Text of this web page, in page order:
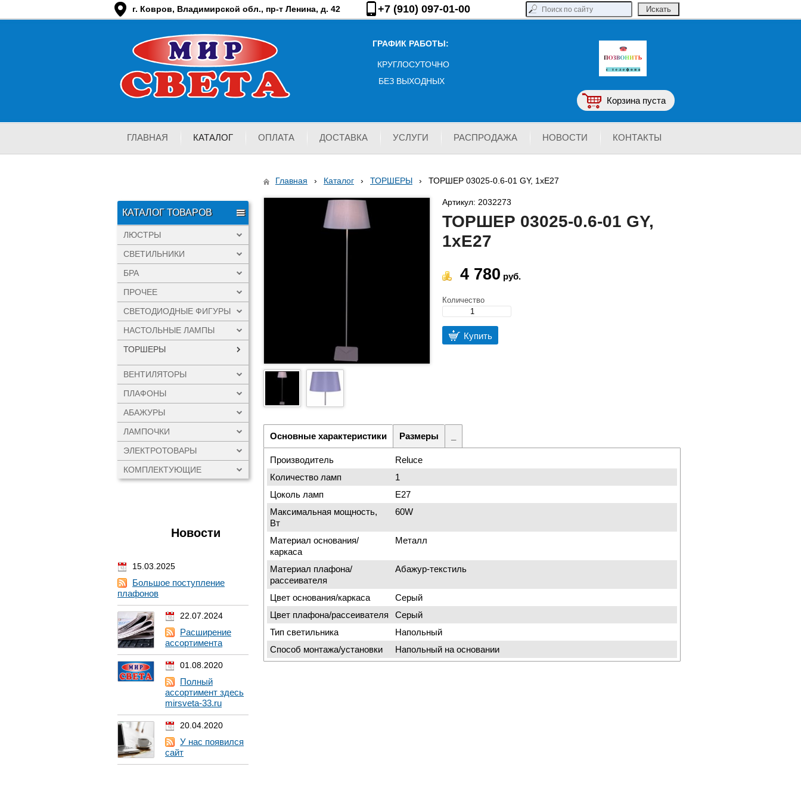
Корзина пуста
+7 (910) 097-01-00
г. Ковров, Владимирской обл., пр-т Ленина, д. 42
ГРАФИК РАБОТЫ:
КРУГЛОСУТОЧНО
БЕЗ ВЫХОДНЫХ
ГЛАВНАЯ КАТАЛОГ ОПЛАТА ДОСТАВКА УСЛУГИ РАСПРОДАЖА НОВОСТИ КОНТАКТЫ
КАТАЛОГ ТОВАРОВ
ЛЮСТРЫ
СВЕТИЛЬНИКИ
БРА
ПРОЧЕЕ
СВЕТОДИОДНЫЕ ФИГУРЫ
НАСТОЛЬНЫЕ ЛАМПЫ
ТОРШЕРЫ
ВЕНТИЛЯТОРЫ
ПЛАФОНЫ
АБАЖУРЫ
ЛАМПОЧКИ
ЭЛЕКТРОТОВАРЫ
КОМПЛЕКТУЮЩИЕ
Новости
15.03.2025
Большое поступление
плафонов
22.07.2024
Расширение
ассортимента
01.08.2020
Полный
ассортимент здесь
mirsveta-33.ru
20.04.2020
У нас появился
сайт
Главная › Каталог › ТОРШЕРЫ › ТОРШЕР 03025-0.6-01 GY, 1хЕ27
Артикул: 2032273
ТОРШЕР 03025-0.6-01 GY,
1хЕ27
4 780 руб.
Количество
Купить
Основные характеристики Размеры
Производитель
Reluce
Количество ламп
1
Цоколь ламп
Е27
Максимальная мощность,
Вт
60W
Материал основания/
каркаса
Металл
Материал плафона/
рассеивателя
Абажур-текстиль
Цвет основания/каркаса
Серый
Цвет плафона/рассеивателя
Серый
Тип светильника
Напольный
Способ монтажа/установки
Напольный на основании